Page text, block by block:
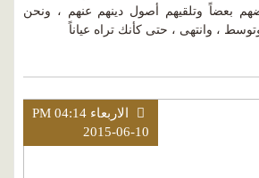
بعضاً وتلقيهم أصول دينهم عنهم ، ونحن
، وانتهى ، حتى كأنك تراه عياناً
الاربعاء PM 04:14
2015-06-10